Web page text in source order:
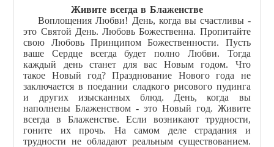
Живите всегда в Блаженстве
Воплощения Любви! День, когда вы счастливы -
это Святой День. Любовь Божественна. Пропитайте
свою Любовь Принципом Божественности. Пусть
ваше Сердце всегда будет полно Любви. Тогда
каждый день станет для вас Новым годом. Что
такое Новый год? Празднование Нового года не
заключается в поедании сладкого рисового пудинга
и других изысканных блюд. День, когда вы
наполнены Блаженством - это Новый год. Живите
всегда в Блаженстве. Если возникают трудности,
гоните их прочь. На самом деле страдания и
трудности не обладают реальным существованием.